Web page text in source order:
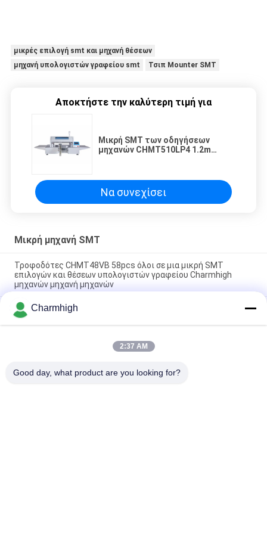
μικρές επιλογή smt και μηχανή θέσεων
μηχανή υπολογιστών γραφείου smt
Τσιπ Mounter SMT
Αποκτήστε την καλύτερη τιμή για
Μικρή SMT των οδηγήσεων
μηχανών CHMT510LP4 1.2m
ταχύτητας υπολογιστής
γραφείου 4 μηχανή λουρίδων
Να συνεχίσει
Μικρή μηχανή SMT
Τροφοδότες CHMT48VB 58pcs όλοι σε μια μικρή SMT
επιλογών και θέσεων υπολογιστών γραφείου Charmhigh
μηχανών μηχανή μηχανών
Το Charmhigh 7 διαμορφώνει την επιλογή υπολογιστών
γραφείου SMT SMD και τη μηχανή θέσεων, μικρή μηχανή
ταιριάσματος PCB
CHMT36VB εξοπλισμός Charmhigh επιλογών και θέσεων για
Charmhigh
2:37 AM
Good day, what product are you looking for?